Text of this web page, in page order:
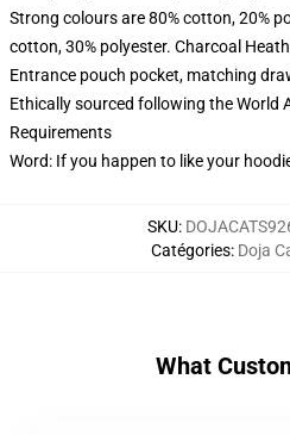
Strong colours are 80% cotton, 20%
cotton, 30% polyester. Charcoal
Entrance pouch pocket, matching
Ethically sourced following the World
Requirements
Word: If you happen to like your
SKU:
Catégories: Doja
What